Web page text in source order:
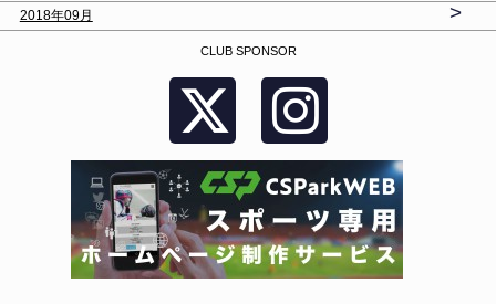
2018年09月 >
CLUB SPONSOR